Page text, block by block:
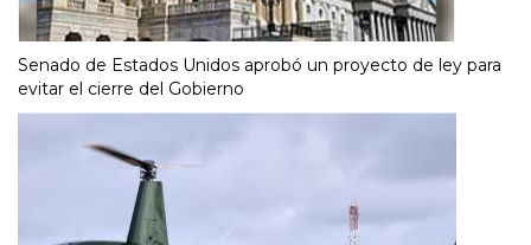
Senado de Estados Unidos aprobó un proyecto de ley para
evitar el cierre del Gobierno